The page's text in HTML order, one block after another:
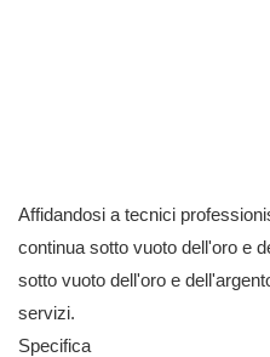
Affidandosi a tecnici
continua sotto vuoto dell'oro e
sotto vuoto dell'oro e
servizi.
Specifica